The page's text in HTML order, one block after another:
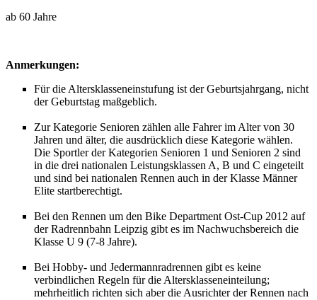
ab 60 Jahre
Anmerkungen:
Für die Altersklasseneinstufung ist der Geburtsjahrgang, nicht
der Geburtstag maßgeblich.
Zur Kategorie Senioren zählen alle Fahrer im Alter von 30
Jahren und älter, die ausdrücklich diese Kategorie wählen.
Die Sportler der Kategorien Senioren 1 und Senioren 2 sind
in die drei nationalen Leistungsklassen A, B und C eingeteilt
und sind bei nationalen Rennen auch in der Klasse Männer
Elite startberechtigt.
Bei den Rennen um den Bike Department Ost-Cup 2012 auf
der Radrennbahn Leipzig gibt es im Nachwuchsbereich die
Klasse U 9 (7-8 Jahre).
Bei Hobby- und Jedermannradrennen gibt es keine
verbindlichen Regeln für die Altersklasseneinteilung;
mehrheitlich richten sich aber die Ausrichter der Rennen nach